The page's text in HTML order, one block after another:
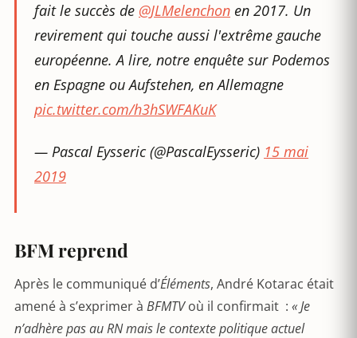
fait le succès de @JLMelenchon en 2017. Un
revirement qui touche aussi l'extrême gauche
européenne. A lire, notre enquête sur Podemos
en Espagne ou Aufstehen, en Allemagne
pic.twitter.com/h3hSWFAKuK
— Pascal Eysseric (@PascalEysseric) 15 mai
2019
BFM reprend
Après le communiqué d’Éléments, André Kotarac était
amené à s’exprimer à BFMTVoù il confirmait : « Je
n’adhère pas au RN mais le contexte politique actuel